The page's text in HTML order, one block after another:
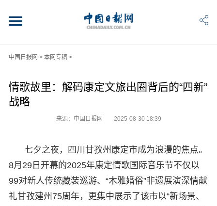
中国日报网 > 本网专稿>
情歌故里：解码康定文旅出圈背后的“四新”
战略
来源：中国日报网 2025-08-30 18:39
七夕之夜，四川甘孜州康定市成为浪漫的焦点。
8月29日开幕的2025年康定情歌国际音乐节不仅以
99对新人传统藏装巡游、“木雅婚俗”非遗展演深情献
礼甘孜建州75周年，更集中展示了该市以“新场景、